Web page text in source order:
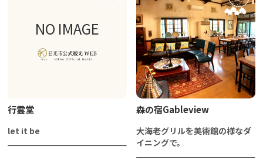
NO IMAGE
行雲堂
let it be
森の宿Gableview
大海老グリルを美術館の様なダ
イニングで。